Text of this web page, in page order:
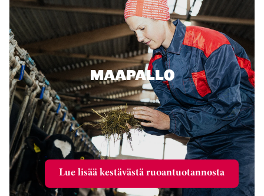
MAAPALLO
Lue lisää kestävästä ruoantuotannosta